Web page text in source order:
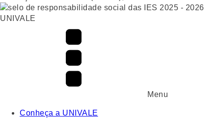
UNIVALE
Menu
Conheça a UNIVALE